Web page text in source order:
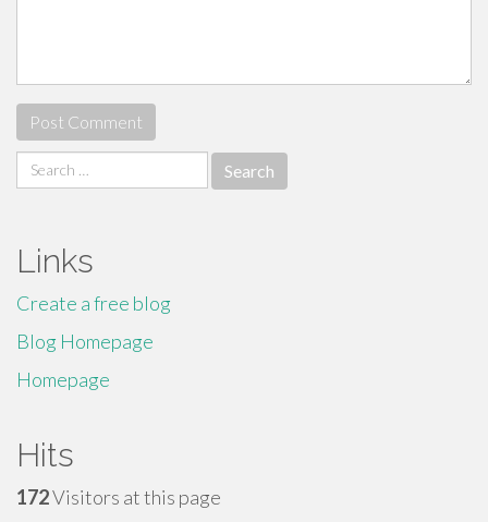
Search
for:
Links
Create a free blog
Blog Homepage
Homepage
Hits
172Visitors at this page